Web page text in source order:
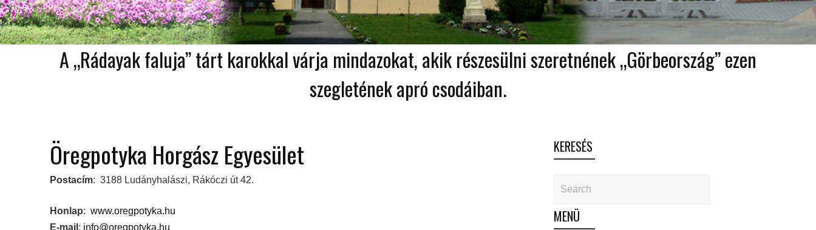
A „Rádayak faluja” tárt karokkal várja mindazokat, akik részesülni szeretnének „Görbeország” ezen
szegletének apró csodáiban.
Öregpotyka Horgász Egyesület
Postacím: 3188 Ludányhalászi, Rákóczi út 42.
Honlap: www.oregpotyka.hu
E-mail : info@oregpotyka.hu
KERESÉS
MENÜ